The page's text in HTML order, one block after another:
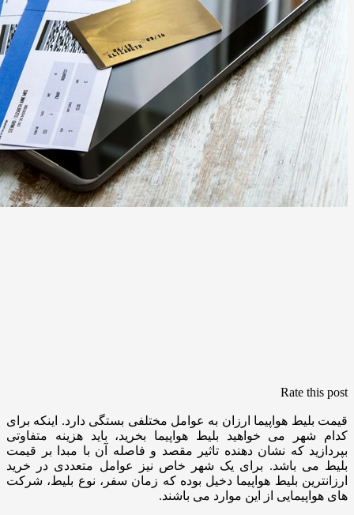
Rate this post
قیمت بلیط هواپیما ارزان به عوامل مختلفی بستگی دارد. اینکه برای
کدام شهر می خواهید بلیط هواپیما بخرید، باید هزینه متفاوتی
بپردازید که نشان دهنده تاثیر مقصد و فاصله آن با مبدا بر قیمت
بلیط می باشد. برای یک شهر خاص نیز عوامل متعددی در خرید
ارزانترین بلیط هواپیما دخیل بوده که زمان سفر، نوع بلیط، شرکت
های هواپیمایی از این موارد می باشند.